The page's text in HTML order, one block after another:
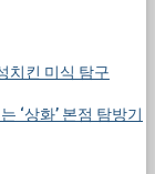
치킨 미식 탐구
‘상화’ 본점 탐방기